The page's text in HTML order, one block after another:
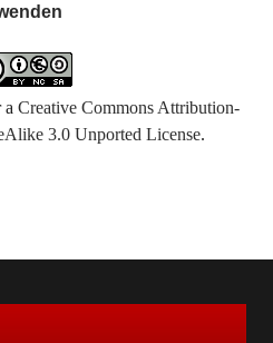
a Creative Commons Attribution-
3.0 Unported License.